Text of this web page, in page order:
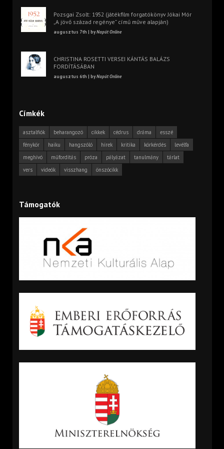
Pozsgai Zsolt: 1952 (játékfilm forgatókönyv Jókai Mór
„A jövő század regénye” című műve alapján)
augusztus 7th | byNapút Online
CHRISTINA ROSETTI VERSEI KÁNTÁS BALÁZS
FORDÍTÁSÁBAN
augusztus 6th | byNapút Online
Címkék
asztalfiók beharangozó cikkek cédrus dráma
esszé
fénykör
haiku hangszóló hírek kritika körkérdés
levélfa
meghívó
műfordítás próza pályázat tanulmány
tárlat
vers
videók visszhang önszócikk
Támogatók